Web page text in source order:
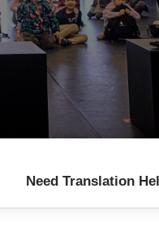
Need Translation